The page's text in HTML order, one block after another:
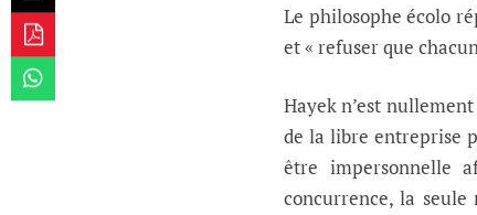
Le philosophe écolo
et « refuser que
Hayek n’est
de la libre entreprise
être impersonnelle
concurrence, la